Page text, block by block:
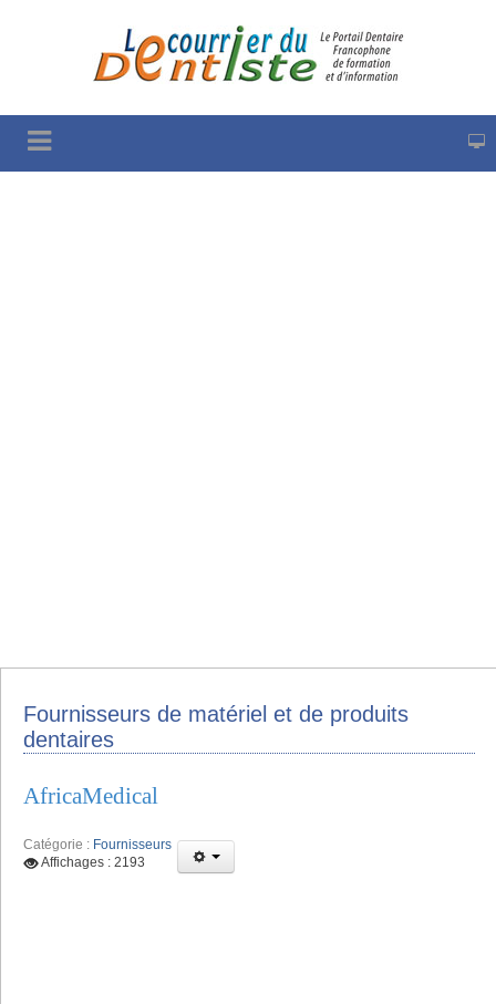
Fournisseurs de matériel et de produits
dentaires
AfricaMedical
Catégorie : Fournisseurs
Affichages : 2193